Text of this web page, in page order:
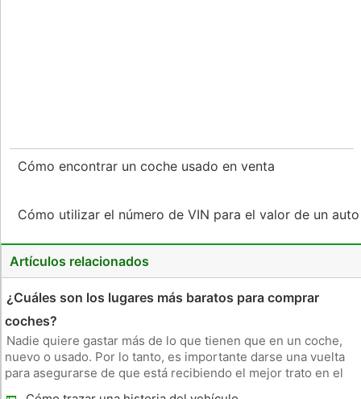
Cómo encontrar un coche usado en venta
Cómo utilizar el número de VIN para el valor de un
Artículos relacionados
¿Cuáles son los lugares más baratos para comprar
coches?
Nadie quiere gastar más de lo que tienen que en un coche,
nuevo o usado. Por lo tanto, es importante darse una vuelta
para asegurarse de que está recibiendo el mejor trato en el